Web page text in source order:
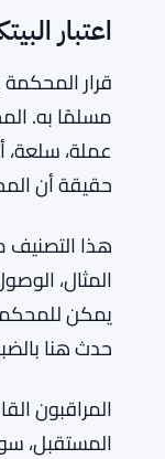
اعتبار
قرار
مسلمًا به.
حقيقة أن